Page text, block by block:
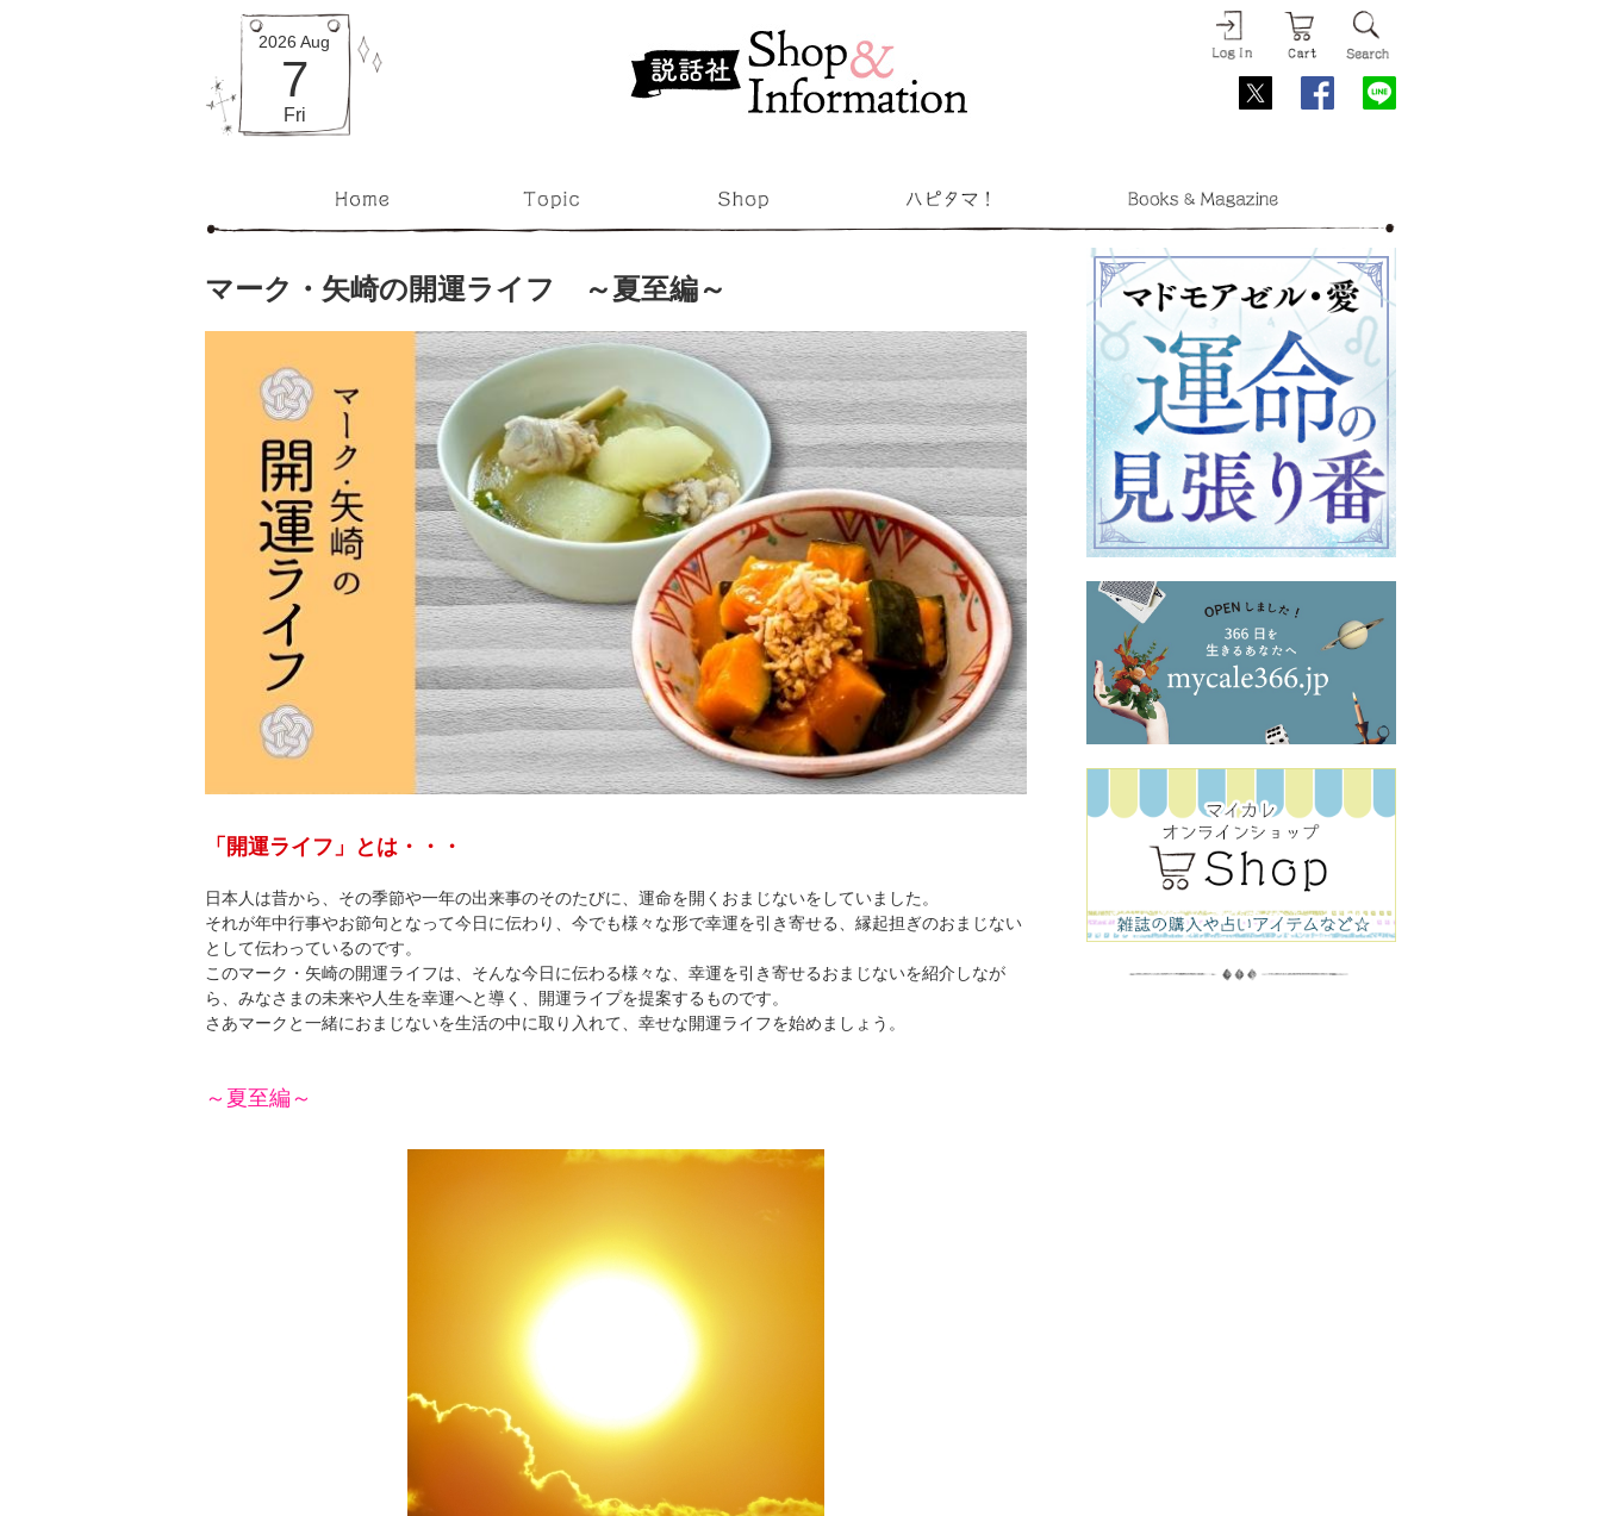
2026 Aug
7
Fri
マーク・矢崎の開運ライフ ～夏至編～
「開運ライフ」とは・・・
日本人は昔から、その季節や一年の出来事のそのたびに、運命を開くおまじないをしていました。
それが年中行事やお節句となって今日に伝わり、今でも様々な形で幸運を引き寄せる、縁起担ぎのおまじない
として伝わっているのです。
このマーク・矢崎の開運ライフは、そんな今日に伝わる様々な、幸運を引き寄せるおまじないを紹介しなが
ら、みなさまの未来や人生を幸運へと導く、開運ライプを提案するものです。
さあマークと一緒におまじないを生活の中に取り入れて、幸せな開運ライフを始めましょう。
～夏至編～